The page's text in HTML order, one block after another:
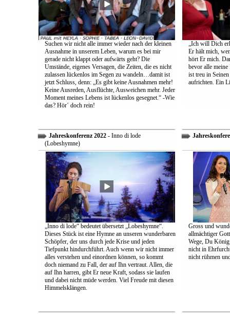
Suchen wir nicht alle immer wieder nach der kleinen
Ausnahme in unserem Leben, warum es bei mir
gerade nicht klappt oder aufwärts geht? Die
Umstände, eigenes Versagen, die Zeiten, die es nicht
zulassen lückenlos im Segen zu wandeln…damit ist
jetzt Schluss, denn: „Es gibt keine Ausnahmen mehr!
Keine Ausreden, Ausflüchte, Ausweichen mehr. Jeder
Moment meines Lebens ist lückenlos gesegnet.“ -Wie
das? Hör´ doch rein!
„Ich will Dich
Er hält mich,
hört Er mich.
bevor alle
ist treu in
aufrichten. Ein
Jahreskonferenz 2022- Inno di lode
(Lobeshymne)
„Inno di lode“ bedeutet übersetzt „Lobeshymne“.
Dieses Stück ist eine Hymne an unseren wunderbaren
Schöpfer, der uns durch jede Krise und jeden
Tiefpunkt hindurchführt. Auch wenn wir nicht immer
alles verstehen und einordnen können, so kommt
doch niemand zu Fall, der auf Ihn vertraut. Allen, die
auf Ihn harren, gibt Er neue Kraft, sodass sie laufen
und dabei nicht müde werden. Viel Freude mit diesen
Himmelsklängen.
Gross und
allmächtiger
Wege, Du
nicht in
nicht rühmen